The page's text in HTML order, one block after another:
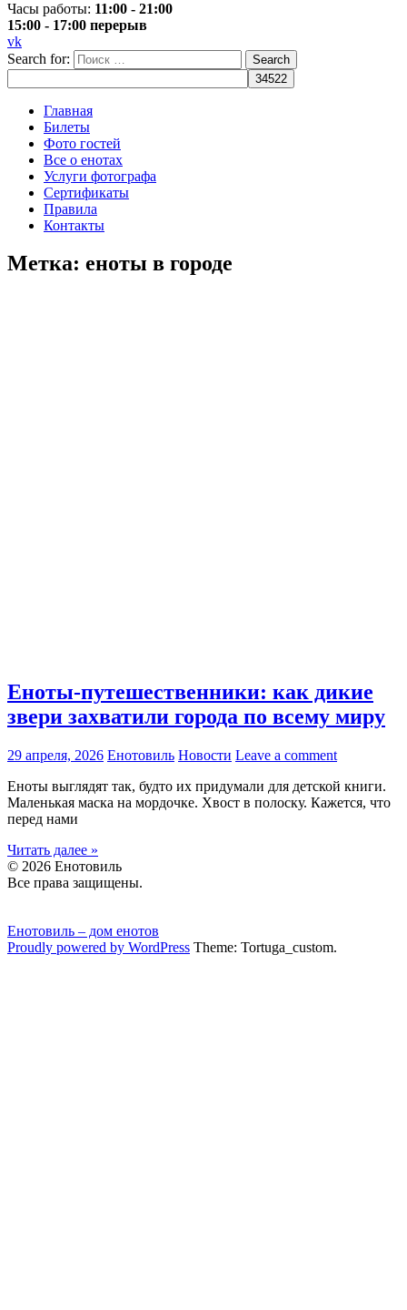
Часы работы: 11:00 - 21:00
15:00 - 17:00 перерыв
vk
Search for:
Search
Главная
Билеты
Фото гостей
Все о енотах
Услуги фотографа
Cертификаты
Правила
Контакты
Метка: еноты в городе
Еноты-путешественники: как дикие
звери захватили города по всему миру
29 апреля, 2026 Енотовиль Новости Leave a comment
Еноты выглядят так, будто их придумали для детской книги.
Маленькая маска на мордочке. Хвост в полоску. Кажется, что
перед нами
Читать далее »
© 2026 Енотовиль
Все права защищены.
Енотовиль – дом енотов
Proudly powered by WordPress Theme: Tortuga_custom.